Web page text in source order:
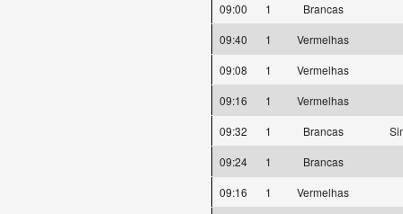
09:00
1
Brancas
09:40
1
Vermelhas
09:08
1
Vermelhas
09:16
1
Vermelhas
09:32
1 Brancas
09:24
1
Brancas
09:16
1
Vermelhas